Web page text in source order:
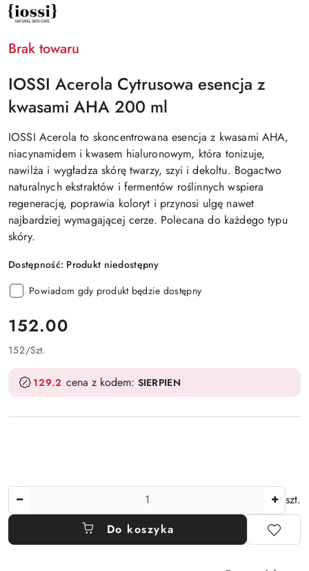
NAZWA
PRODUCENTA:
IOSSI
Brak towaru
IOSSI Acerola Cytrusowa esencja z
kwasami AHA 200 ml
IOSSI Acerola to skoncentrowana esencja z kwasami AHA,
niacynamidem i kwasem hialuronowym, która tonizuje,
nawilża i wygładza skórę twarzy, szyi i dekoltu. Bogactwo
naturalnych ekstraktów i fermentów roślinnych wspiera
regenerację, poprawia koloryt i przynosi ulgę nawet
najbardziej wymagającej cerze. Polecana do każdego typu
skóry.
Dostępność: Produkt niedostępny
Powiadom gdy produkt będzie dostępny
cena:
152.00
152/Szt.
129.2 cena z kodem: SIERPIEN
szt.
Do koszyka